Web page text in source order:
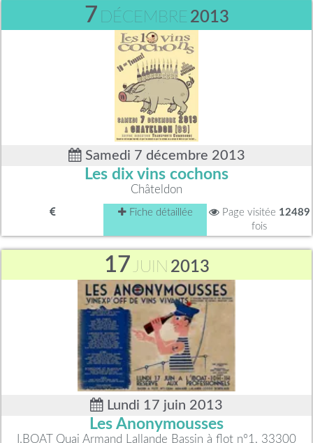
7 DÉCEMBRE 2013
Samedi 7 décembre 2013
Les dix vins cochons
Châteldon
Fiche détaillée Page visitée 12489
fois
17JUIN 2013
Lundi 17 juin 2013
Les Anonymousses
I.BOAT Quai Armand Lallande Bassin à flot n°1, 33300